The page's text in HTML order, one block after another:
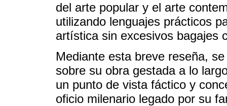
del arte popular y el arte
utilizando lenguajes prácticos
artística sin excesivos bagajes
Mediante esta breve reseña,
sobre su obra gestada a lo
un punto de vista fáctico y
oficio milenario legado por su